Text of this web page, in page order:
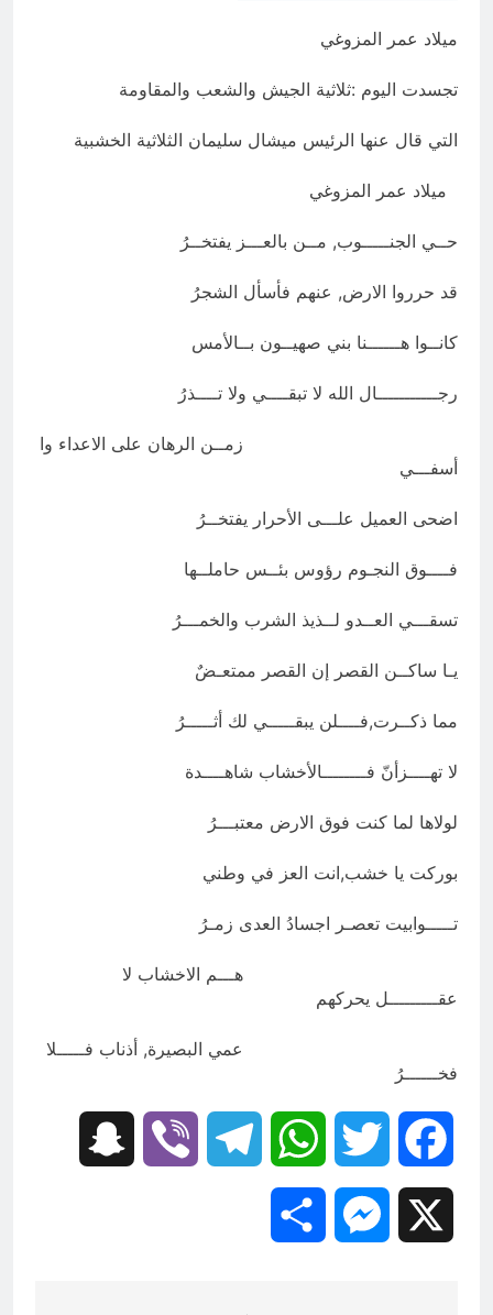
ميلاد عمر المزوغي
تجسدت اليوم :ثلاثية الجيش والشعب والمقاومة
التي قال عنها الرئيس ميشال سليمان الثلاثية الخشبية
ميلاد عمر المزوغي
حــي الجنـــــوب, مــن بالعـــز يفتخــرُ
قد حرروا الارض, عنهم فأسأل الشجرُ
كانــوا هــــــنا بني صهيــون بــالأمس
رجـــــــــــال الله لا تبقــــي ولا تــــذرُ
زمــن الرهان على الاعداء وا
أسفـــي
اضحى العميل علـــى الأحرار يفتخــرُ
فــــوق النجـوم رؤوس بئــس حاملــها
تسقـــي العــدو لــذيذ الشرب والخمـــرُ
يـا ساكــن القصر إن القصر ممتعـضٌ
مما ذكــرت,فــــلن يبقـــــي لك أثـــــرُ
لا تهــــزأنّ فــــــــالأخشاب شاهــــدة
لولاها لما كنت فوق الارض معتبـــرُ
بوركت يا خشب,انت العز في وطني
تـــــوابيت تعصـر اجسادُ العدى زمـرُ
هـــم الاخشاب لا
عقـــــــــل يحركهم
عمي البصيرة, أذناب فـــــلا
فخــــــرُ
Facebook
Twitter
WhatsApp
Telegram
Viber
Messenger